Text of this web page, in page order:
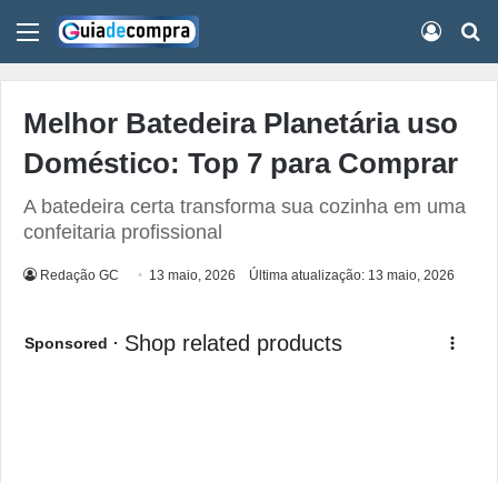
Menu
Melhor Batedeira Planetária uso
Doméstico: Top 7 para Comprar
A batedeira certa transforma sua cozinha em uma
confeitaria profissional
Redação GC 13 maio, 2026 Última atualização: 13 maio, 2026